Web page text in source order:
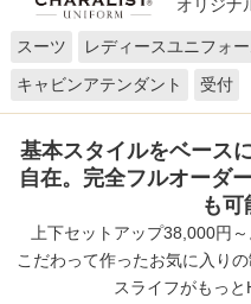
オー
お
オリジナ
スーツ レディースユニフォー
キャビンアテンダント
受付
基本スタイルをベース
自在。完全フルオーダ
も可
上下セットアップ38,000円
こだわって作ったお気に入り
スライフがもっ